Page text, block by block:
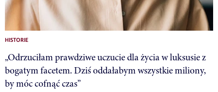
HISTORIE
„Odrzuciłam prawdziwe uczucie dla życia w luksusie z
bogatym facetem. Dziś oddałabym wszystkie miliony,
by móc cofnąć czas”